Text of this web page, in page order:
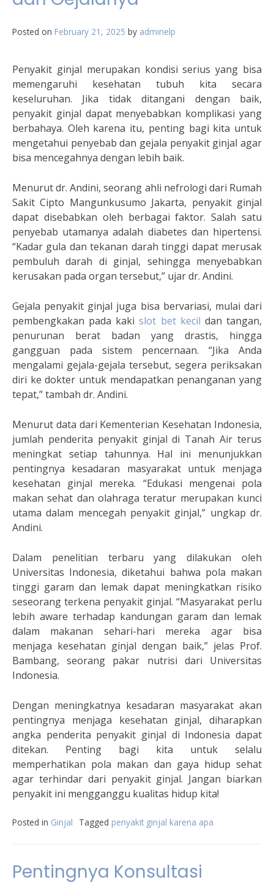
Posted on February 21, 2025 by adminelp
Penyakit ginjal merupakan kondisi serius yang bisa
memengaruhi kesehatan tubuh kita secara
keseluruhan. Jika tidak ditangani dengan baik,
penyakit ginjal dapat menyebabkan komplikasi yang
berbahaya. Oleh karena itu, penting bagi kita untuk
mengetahui penyebab dan gejala penyakit ginjal agar
bisa mencegahnya dengan lebih baik.
Menurut dr. Andini, seorang ahli nefrologi dari Rumah
Sakit Cipto Mangunkusumo Jakarta, penyakit ginjal
dapat disebabkan oleh berbagai faktor. Salah satu
penyebab utamanya adalah diabetes dan hipertensi.
“Kadar gula dan tekanan darah tinggi dapat merusak
pembuluh darah di ginjal, sehingga menyebabkan
kerusakan pada organ tersebut,” ujar dr. Andini.
Gejala penyakit ginjal juga bisa bervariasi, mulai dari
pembengkakan pada kakislot bet kecil dan tangan,
penurunan berat badan yang drastis, hingga
gangguan pada sistem pencernaan. “Jika Anda
mengalami gejala-gejala tersebut, segera periksakan
diri ke dokter untuk mendapatkan penanganan yang
tepat,” tambah dr. Andini.
Menurut data dari Kementerian Kesehatan Indonesia,
jumlah penderita penyakit ginjal di Tanah Air terus
meningkat setiap tahunnya. Hal ini menunjukkan
pentingnya kesadaran masyarakat untuk menjaga
kesehatan ginjal mereka. “Edukasi mengenai pola
makan sehat dan olahraga teratur merupakan kunci
utama dalam mencegah penyakit ginjal,” ungkap dr.
Andini.
Dalam penelitian terbaru yang dilakukan oleh
Universitas Indonesia, diketahui bahwa pola makan
tinggi garam dan lemak dapat meningkatkan risiko
seseorang terkena penyakit ginjal. “Masyarakat perlu
lebih aware terhadap kandungan garam dan lemak
dalam makanan sehari-hari mereka agar bisa
menjaga kesehatan ginjal dengan baik,” jelas Prof.
Bambang, seorang pakar nutrisi dari Universitas
Indonesia.
Dengan meningkatnya kesadaran masyarakat akan
pentingnya menjaga kesehatan ginjal, diharapkan
angka penderita penyakit ginjal di Indonesia dapat
ditekan. Penting bagi kita untuk selalu
memperhatikan pola makan dan gaya hidup sehat
agar terhindar dari penyakit ginjal. Jangan biarkan
penyakit ini mengganggu kualitas hidup kita!
Posted in Ginjal Tagged penyakit ginjal karena apa
Pentingnya Konsultasi